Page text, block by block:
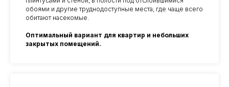
обоями и другие труднодоступные места, где чаще всего
обитают насекомые.
Оптимальный вариант для квартир и небольших
закрытых помещений.
Уничтожение